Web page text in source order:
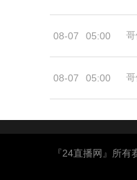
08-07 05:00
08-07 05:00 哥
『24直播网』所